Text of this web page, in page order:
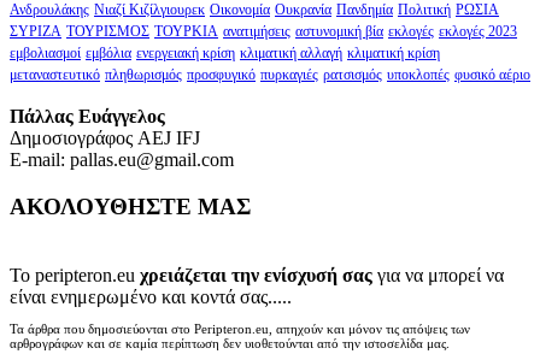
Ανδρουλάκης Νιαζί Κιζίλγιουρεκ Οικονομία Ουκρανία Πανδημία Πολιτική ΡΩΣΙΑ
ΣΥΡΙΖΑ ΤΟΥΡΙΣΜΟΣ ΤΟΥΡΚΙΑ ανατιμήσεις αστυνομική βία εκλογές εκλογές 2023
εμβολιασμοί εμβόλια ενεργειακή κρίση κλιματική αλλαγή κλιματική κρίση
μεταναστευτικό πληθωρισμός προσφυγικό πυρκαγιές ρατσισμός υποκλοπές φυσικό αέριο
Πάλλας Ευάγγελος
Δημοσιογράφος AEJ ΙFJ
E-mail: pallas.eu@gmail.com
ΑΚΟΛΟΥΘΗΣΤΕ ΜΑΣ
Το peripteron.eu χρειάζεται την ενίσχυσή σας για να μπορεί να
είναι ενημερωμένο και κοντά σας.....
Τα άρθρα που δημοσιεύονται στο Peripteron.eu, απηχούν και μόνον τις απόψεις των
αρθρογράφων και σε καμία περίπτωση δεν υιοθετούνται από την ιστοσελίδα μας.